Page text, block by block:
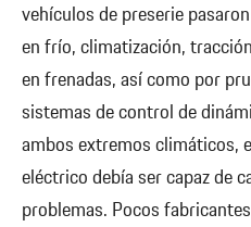
vehículos de preserie
en frío, climatización,
en frenadas, así como por
sistemas de control de
ambos extremos climáticos,
eléctrico debía ser capaz de
problemas. Pocos